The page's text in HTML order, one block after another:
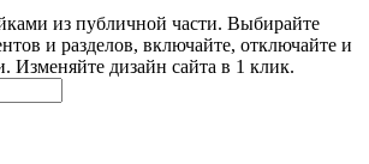
из публичной части. Выбирайте
и разделов, включайте, отключайте и
Изменяйте дизайн сайта в 1 клик.